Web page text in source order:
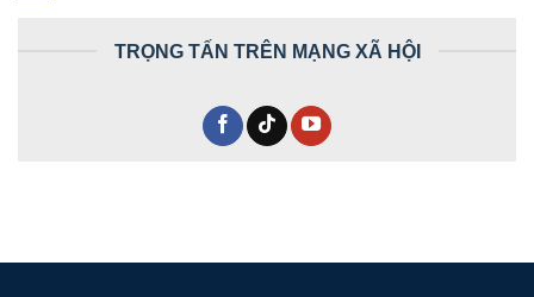
TRỌNG TẤN TRÊN MẠNG XÃ HỘI